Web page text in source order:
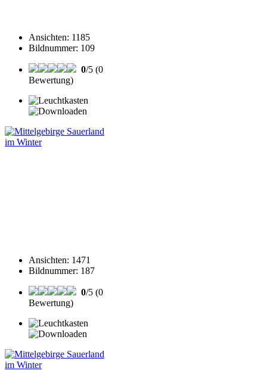
Ansichten: 1185
Bildnummer: 109
0/5 (0
Bewertung)
Ansichten: 1471
Bildnummer: 187
0/5 (0
Bewertung)